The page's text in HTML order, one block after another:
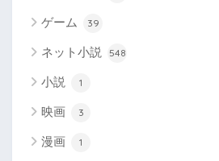
ゲーム 39
ネット小説 548
小説 1
映画 3
漫画 1